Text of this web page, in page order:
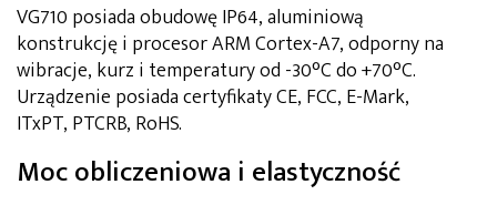
VG710 posiada obudowę IP64, aluminiową
konstrukcję i procesor ARM Cortex-A7, odporny na
wibracje, kurz i temperatury od -30°C do +70°C.
Urządzenie posiada certyfikaty CE, FCC, E-Mark,
ITxPT, PTCRB, RoHS.
Moc obliczeniowa i elastyczność